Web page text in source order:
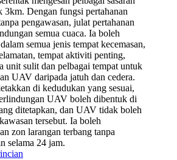
3km. Dengan fungsi pertahanan
pengawasan, julat pertahanan
semua cuaca. Ia boleh
semua jenis tempat kecemasan,
tempat aktiviti penting,
unit sulit dan pelbagai tempat untuk
UAV daripada jatuh dan cedera.
di kedudukan yang sesuai,
UAV boleh dibentuk di
ditetapkan, dan UAV tidak boleh
tersebut. Ia boleh
zon larangan terbang tanpa
selama 24 jam.